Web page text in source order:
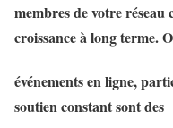
membres de votre réseau
croissance à long terme.
événements en ligne,
soutien constant sont des